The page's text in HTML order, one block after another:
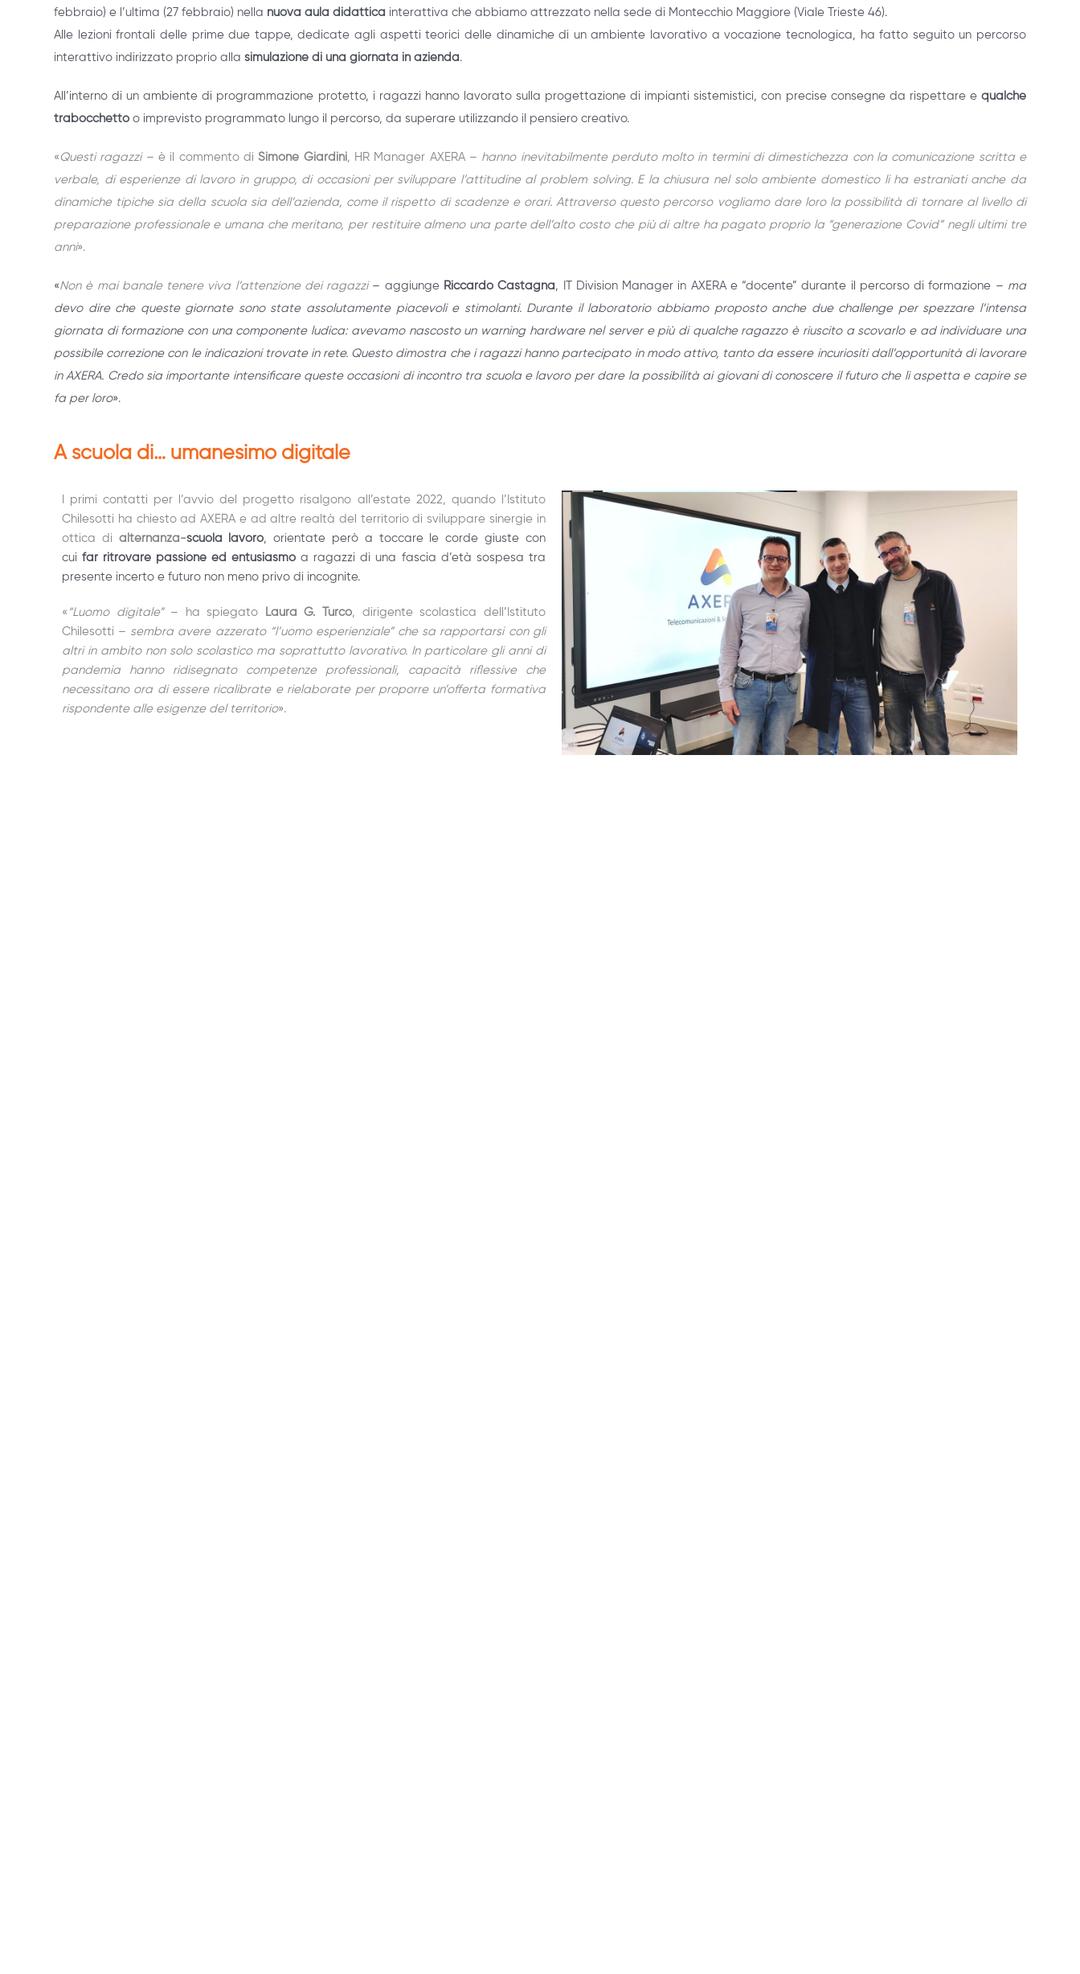
febbraio) e l’ultima (27 febbraio) nella nuova aula didattica interattiva che abbiamo attrezzato nella sede di Montecchio Maggiore (Viale Trieste 46).
Alle lezioni frontali delle prime due tappe, dedicate agli aspetti teorici delle dinamiche di un ambiente lavorativo a vocazione tecnologica, ha fatto seguito un percorso
interattivo indirizzato proprio alla simulazione di una giornata in azienda.
All’interno di un ambiente di programmazione protetto, i ragazzi hanno lavorato sulla progettazione di impianti sistemistici, con precise consegne da rispettare e qualche
trabocchetto o imprevisto programmato lungo il percorso, da superare utilizzando il pensiero creativo.
«Questi ragazzi– è il commento diSimone Giardini, HR Manager AXERA – hanno inevitabilmente perduto molto in termini di dimestichezza con la comunicazione scritta e
verbale, di esperienze di lavoro in gruppo, di occasioni per sviluppare l’attitudine al problem solving. E la chiusura nel solo ambiente domestico li ha estraniati anche da
dinamiche tipiche sia della scuola sia dell’azienda, come il rispetto di scadenze e orari. Attraverso questo percorso vogliamo dare loro la possibilità di tornare al livello di
preparazione professionale e umana che meritano, per restituire almeno una parte dell’alto costo che più di altre ha pagato proprio la “generazione Covid” negli ultimi tre
anni».
«Non è mai banale tenere viva l’attenzione dei ragazzi – aggiunge Riccardo Castagna, IT Division Manager in AXERA e “docente” durante il percorso di formazione – ma
devo dire che queste giornate sono state assolutamente piacevoli e stimolanti. Durante il laboratorio abbiamo proposto anche due challenge per spezzare l’intensa
giornata di formazione con una componente ludica: avevamo nascosto un warning hardware nel server e più di qualche ragazzo è riuscito a scovarlo e ad individuare una
possibile correzione con le indicazioni trovate in rete. Questo dimostra che i ragazzi hanno partecipato in modo attivo, tanto da essere incuriositi dall’opportunità di lavorare
in AXERA. Credo sia importante intensificare queste occasioni di incontro tra scuola e lavoro per dare la possibilità ai giovani di conoscere il futuro che li aspetta e capire se
fa per loro».
A scuola di… umanesimo digitale
I primi contatti per l’avvio del progetto risalgono all’estate 2022, quando l’Istituto
Chilesotti ha chiesto ad AXERA e ad altre realtà del territorio di sviluppare sinergie in
ottica di alternanza-scuola lavoro, orientate però a toccare le corde giuste con
cuifar ritrovare passione ed entusiasmo a ragazzi di una fascia d’età sospesa tra
presente incerto e futuro non meno privo di incognite.
« “Luomo digitale”– ha spiegato Laura G. Turco, dirigente scolastica dell’Istituto
Chilesotti – sembra avere azzerato “l’uomo esperienziale” che sa rapportarsi con gli
altri in ambito non solo scolastico ma soprattutto lavorativo. In particolare gli anni di
pandemia hanno ridisegnato competenze professionali, capacità riflessive che
necessitano ora di essere ricalibrate e rielaborate per proporre un’offerta formativa
rispondente alle esigenze del territorio».